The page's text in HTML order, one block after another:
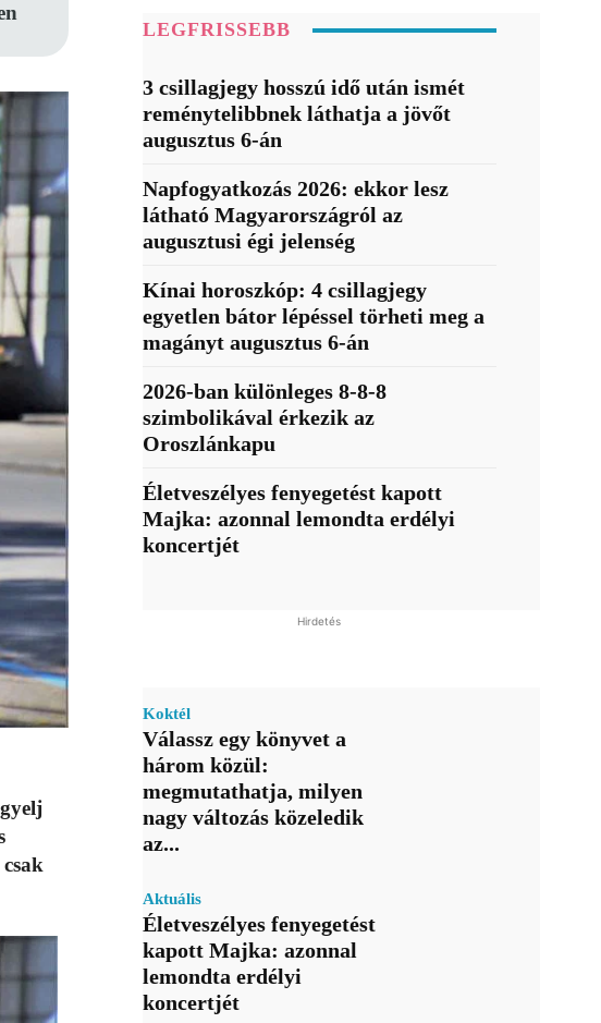
LEGFRISSEBB
3 csillagjegy hosszú idő után ismét
reménytelibbnek láthatja a jövőt
augusztus 6-án
Napfogyatkozás 2026: ekkor lesz
látható Magyarországról az
augusztusi égi jelenség
Kínai horoszkóp: 4 csillagjegy
egyetlen bátor lépéssel törheti meg a
magányt augusztus 6-án
2026-ban különleges 8-8-8
szimbolikával érkezik az
Oroszlánkapu
Életveszélyes fenyegetést kapott
Majka: azonnal lemondta erdélyi
koncertjét
Hirdetés
Koktél
Válassz egy könyvet a
három közül:
megmutathatja, milyen
nagy változás közeledik
az...
Aktuális
Életveszélyes fenyegetést
kapott Majka: azonnal
lemondta erdélyi
koncertjét